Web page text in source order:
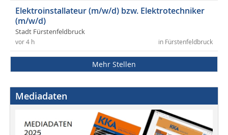
Elektroinstallateur (m/w/d) bzw. Elektrotechniker
(m/w/d)
Stadt Fürstenfeldbruck
in Fürstenfeldbruck
vor 4 h
Mehr Stellen
Mediadaten